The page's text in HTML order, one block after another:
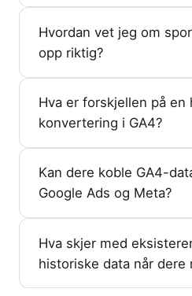
Hvordan vet jeg om
opp riktig?
Hva er forskjellen på en
konvertering i GA4?
Kan dere koble GA4-
Google Ads og Meta?
Hva skjer med
historiske data når dere